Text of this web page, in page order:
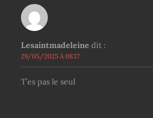
Lesaintmadeleine dit :
29/05/2025 À 08:17
T’es pas le seul